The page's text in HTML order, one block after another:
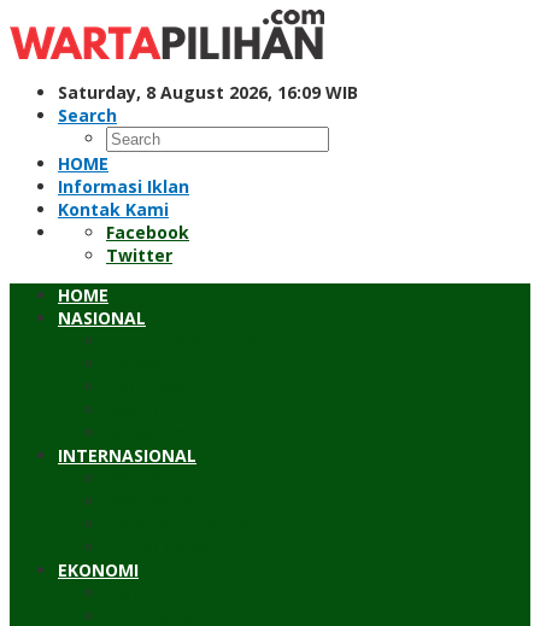
to
content
Saturday, 8 August 2026, 16:09 WIB
Search
HOME
Informasi Iklan
Kontak Kami
Facebook
Twitter
HOME
NASIONAL
INTERNASIONAL
EKONOMI